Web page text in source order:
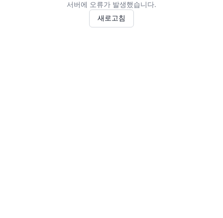
서버에 오류가 발생했습니다.
새로고침